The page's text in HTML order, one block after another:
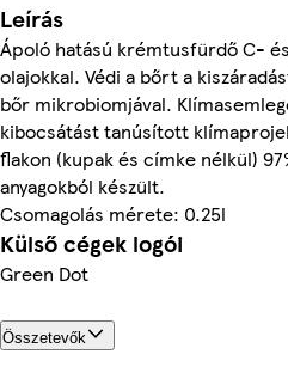
Leírás
Ápoló hatású krémtusfürdő C-
olajokkal. Védi a bőrt a
bőr mikrobiomjával.
kibocsátást tanúsított
flakon (kupak és címke nélkül)
anyagokból készült.
Csomagolás mérete: 0.25l
Külső cégek logói
Green Dot
Összetevők